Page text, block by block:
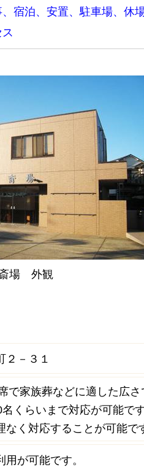
宿泊、安置、駐車場、休場
場 外観
２－３１
で家族葬などに適した広
くらいまで対応が可能で
く対応することが可能で
が可能です。